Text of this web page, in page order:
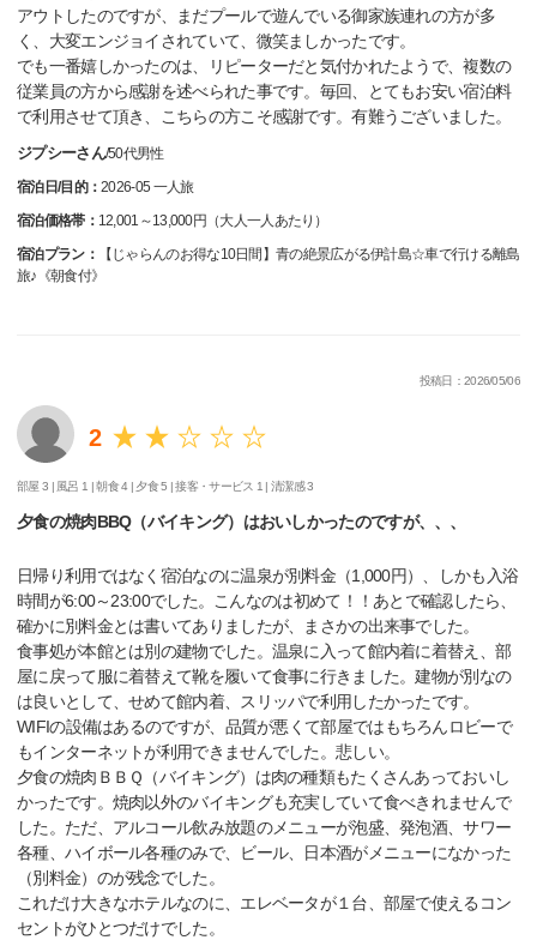
アウトしたのですが、まだプールで遊んでいる御家族連れの方が多
く、大変エンジョイされていて、微笑ましかったです。
でも一番嬉しかったのは、リピーターだと気付かれたようで、複数の
従業員の方から感謝を述べられた事です。毎回、とてもお安い宿泊料
で利用させて頂き、こちらの方こそ感謝です。有難うございました。
ジプシーさん/50代男性
宿泊日/目的：2026-05 一人旅
宿泊価格帯： 12,001～13,000円（大人一人あたり）
宿泊プラン：
【じゃらんのお得な10日間】青の絶景広がる伊計島☆車で行ける離島
旅♪《朝食付》
投稿日：2026/05/06
2
部屋 3 | 風呂 1 |朝食 4 | 夕食 5 |接客・サービス 1 |清潔感 3
夕食の焼肉BBQ（バイキング）はおいしかったのですが、、、
日帰り利用ではなく宿泊なのに温泉が別料金（1,000円）、しかも入浴
時間が6:00～23:00でした。こんなのは初めて！！あとで確認したら、
確かに別料金とは書いてありましたが、まさかの出来事でした。
食事処が本館とは別の建物でした。温泉に入って館内着に着替え、部
屋に戻って服に着替えて靴を履いて食事に行きました。建物が別なの
は良いとして、せめて館内着、スリッパで利用したかったです。
WIFIの設備はあるのですが、品質が悪くて部屋ではもちろんロビーで
もインターネットが利用できませんでした。悲しい。
夕食の焼肉ＢＢＱ（バイキング）は肉の種類もたくさんあっておいし
かったです。焼肉以外のバイキングも充実していて食べきれませんで
した。ただ、アルコール飲み放題のメニューが泡盛、発泡酒、サワー
各種、ハイボール各種のみで、ビール、日本酒がメニューになかった
（別料金）のが残念でした。
これだけ大きなホテルなのに、エレベータが１台、部屋で使えるコン
セントがひとつだけでした。